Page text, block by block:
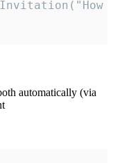
automatically (via